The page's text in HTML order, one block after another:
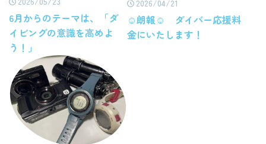
6月からのテーマは、「ダ
イビングの意識を高めよ
う！」
2026/04/21
☺朗報☺ ダイバー応援料
金にいたします！